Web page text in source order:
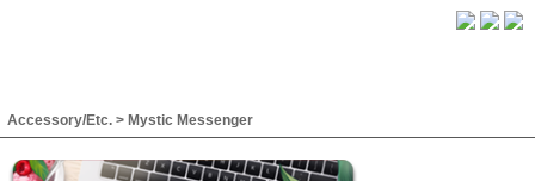
Accessory/Etc. > Mystic Messenger